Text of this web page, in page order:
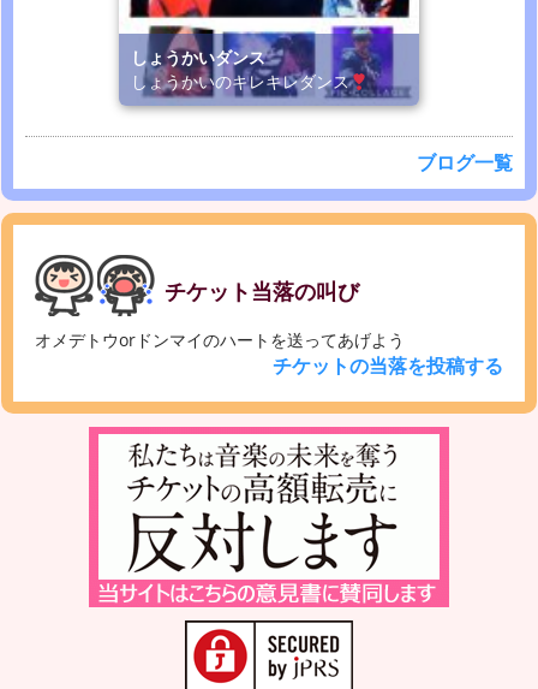
しょうかいダンス
しょうかいのキレキレダンス
ブログ一覧
チケット当落の叫び
オメデトウorドンマイのハートを送ってあげよう
チケットの当落を投稿する